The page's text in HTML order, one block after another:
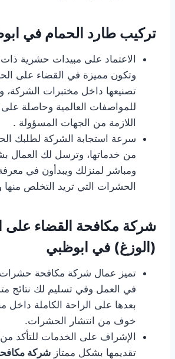
تركيب طارد الحمام في
الاعتماد على مبيدات حشرية ذات
وتكون مميزة في القضاء على
تصنيعها داخل مختبرات الشركة،
للمواصفات العالمية وحاصلة
اللازمة من الجهات المسؤولة .
سرعة استجابة الشركة لطلبك
من خدماتها، وترسل لك العمال
ومباشر لمنزلك ويبدأون في
الحشرات التي تريد التخلص
شركة مكافحة القضاء على
(الوزغ) في ابوظبي
تميز عمال شركة مكافحة حشرات
في العمل وفي تسليم لك نتائج
بعدها على الراحة الكاملة داخل
خوف من انتشار الحشرات.
الإشراف على الخدمات للتأكد
تقديمها بشكل ممتاز شركة